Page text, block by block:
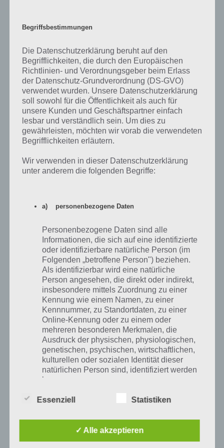
kostenlos, die Wahrsagerin selber kostet jedoch 90 Donuts. Sie
bringt auch nur eine 5-teilige Storyline mit sich, also nicht gerade
lohnenswert. Eventuell nützt sie ja noch im Event, um eine spezielle
Eventwährung zu sammeln.
Ungewiss ist noch, welche Preise und Eventwährungen zu sammeln
sind. Sicherlich wird es wieder drei Akte geben, in welcher ihr unter
anderem auch Gratis-Land-Marken bekommen werdet.
Zusätzlich gibt es dann noch weitere Währungen, womit andere
freigeschaltet werden können.
Auf WhatsApp teilen Teilen auf Facebook
Tweet auf Twitter
Mehr Artikel hier auf Touchportal
Begriffsbestimmungen
Die Datenschutzerklärung beruht auf den
Begrifflichkeiten, die durch den Europäischen
Richtlinien- und Verordnungsgeber beim Erlass
der Datenschutz-Grundverordnung (DS-GVO)
verwendet wurden. Unsere Datenschutzerklärung
soll sowohl für die Öffentlichkeit als auch für
unsere Kunden und Geschäftspartner einfach
lesbar und verständlich sein. Um dies zu
gewährleisten, möchten wir vorab die verwendeten
Begrifflichkeiten erläutern.
Wir verwenden in dieser Datenschutzerklärung
unter anderem die folgenden Begriffe:
a) personenbezogene Daten
Personenbezogene Daten sind alle
Informationen, die sich auf eine identifizierte
oder identifizierbare natürliche Person (im
Folgenden „betroffene Person") beziehen.
Als identifizierbar wird eine natürliche
Person angesehen, die direkt oder indirekt,
insbesondere mittels Zuordnung zu einer
Kennung wie einem Namen, zu einer
Kennnummer, zu Standortdaten, zu einer
Online-Kennung oder zu einem oder
mehreren besonderen Merkmalen, die
Ausdruck der physischen, physiologischen,
genetischen, psychischen, wirtschaftlichen,
kulturellen oder sozialen Identität dieser
natürlichen Person sind, identifiziert werden
kann.
Betroffene Person ist jede identifizierte oder
Essenziell Statistiken
✓ Alle akzeptieren